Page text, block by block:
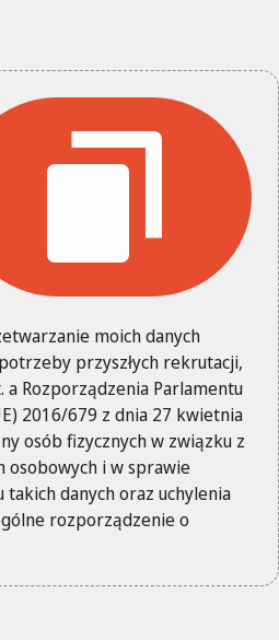
moich danych
przyszłych rekrutacji,
a Rozporządzenia Parlamentu
2016/679 z dnia 27 kwietnia
osób fizycznych w związku z
osobowych i w sprawie
danych oraz uchylenia
rozporządzenie o